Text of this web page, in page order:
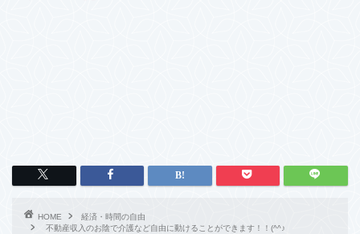
HOME
経済・時間の自由
不動産収入のお陰で介護など自由に動けることができます！！(^^♪